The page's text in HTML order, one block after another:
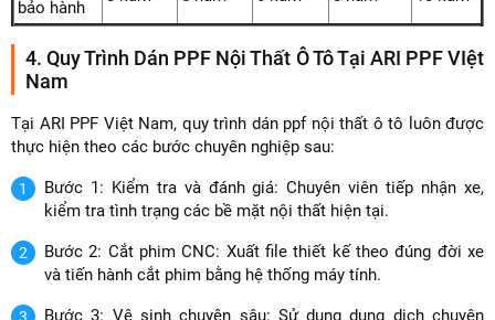
bảo hành
4. Quy Trình Dán PPF Nội Thất Ô Tô Tại ARI PPF VIệt
Nam
Tại ARI PPF Việt Nam, quy trình dán ppf nội thất ô tô luôn được
thực hiện theo các bước chuyên nghiệp sau:
Bước 1: Kiểm tra và đánh giá: Chuyên viên tiếp nhận xe,
kiểm tra tình trạng các bề mặt nội thất hiện tại.
Bước 2: Cắt phim CNC: Xuất file thiết kế theo đúng đời xe
và tiến hành cắt phim bằng hệ thống máy tính.
Bước 3: Vệ sinh chuyên sâu: Sử dụng dung dịch chuyên